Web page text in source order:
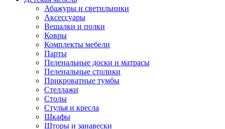
Абажуры и светильники
Аксессуары
Вешалки и полки
Ковры
Комплекты мебели
Парты
Пеленальные доски и матрасы
Пеленальные столики
Прикроватные тумбы
Стеллажи
Столы
Стулья и кресла
Шкафы
Шторы и занавески